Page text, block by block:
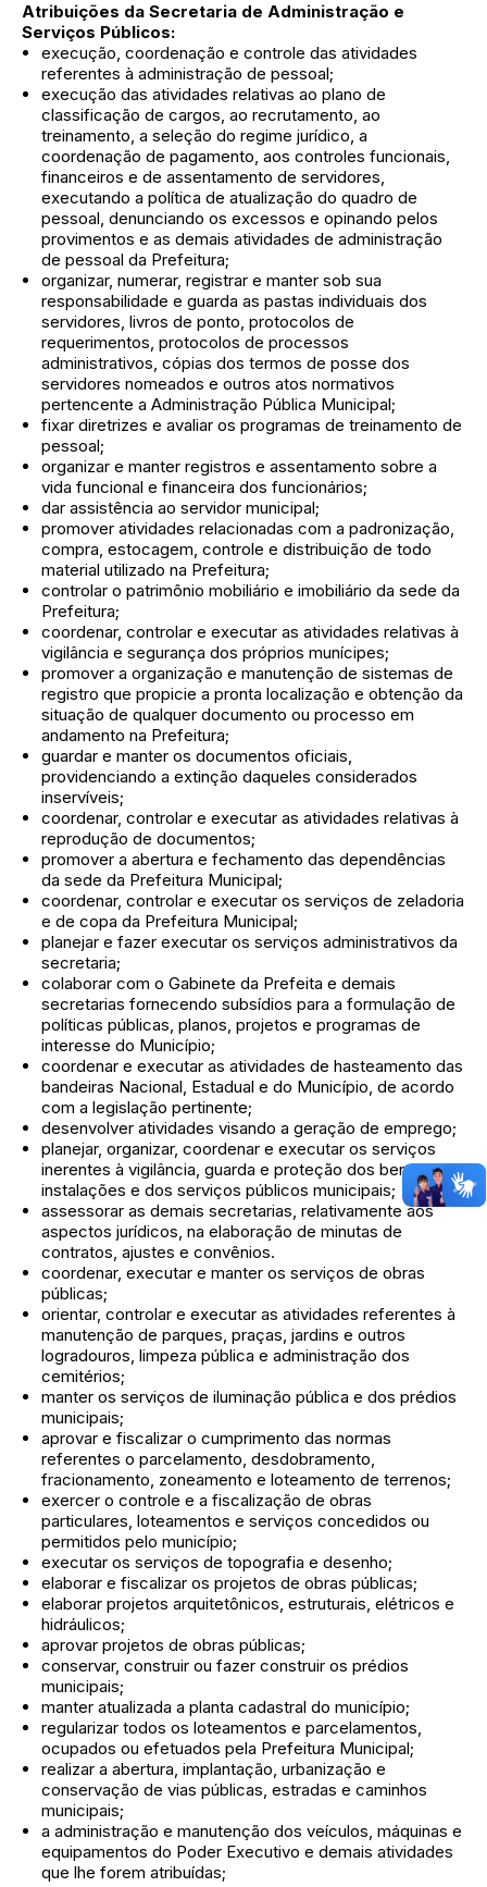
Atribuições da Secretaria de Administração e
Serviços Públicos:
execução, coordenação e controle das atividades
referentes à administração de pessoal;
execução das atividades relativas ao plano de
classificação de cargos, ao recrutamento, ao
treinamento, a seleção do regime jurídico, a
coordenação de pagamento, aos controles funcionais,
financeiros e de assentamento de servidores,
executando a política de atualização do quadro de
pessoal, denunciando os excessos e opinando pelos
provimentos e as demais atividades de administração
de pessoal da Prefeitura;
organizar, numerar, registrar e manter sob sua
responsabilidade e guarda as pastas individuais dos
servidores, livros de ponto, protocolos de
requerimentos, protocolos de processos
administrativos, cópias dos termos de posse dos
servidores nomeados e outros atos normativos
pertencente a Administração Pública Municipal;
fixar diretrizes e avaliar os programas de treinamento de
pessoal;
organizar e manter registros e assentamento sobre a
vida funcional e financeira dos funcionários;
dar assistência ao servidor municipal;
promover atividades relacionadas com a padronização,
compra, estocagem, controle e distribuição de todo
material utilizado na Prefeitura;
controlar o patrimônio mobiliário e imobiliário da sede da
Prefeitura;
coordenar, controlar e executar as atividades relativas à
vigilância e segurança dos próprios munícipes;
promover a organização e manutenção de sistemas de
registro que propicie a pronta localização e obtenção da
situação de qualquer documento ou processo em
andamento na Prefeitura;
guardar e manter os documentos oficiais,
providenciando a extinção daqueles considerados
inservíveis;
coordenar, controlar e executar as atividades relativas à
reprodução de documentos;
promover a abertura e fechamento das dependências
da sede da Prefeitura Municipal;
coordenar, controlar e executar os serviços de zeladoria
e de copa da Prefeitura Municipal;
planejar e fazer executar os serviços administrativos da
secretaria;
colaborar com o Gabinete da Prefeita e demais
secretarias fornecendo subsídios para a formulação de
políticas públicas, planos, projetos e programas de
interesse do Município;
coordenar e executar as atividades de hasteamento das
bandeiras Nacional, Estadual e do Município, de acordo
com a legislação pertinente;
desenvolver atividades visando a geração de emprego;
planejar, organizar, coordenar e executar os serviços
inerentes à vigilância, guarda e proteção dos bens, das
instalações e dos serviços públicos municipais;
assessorar as demais secretarias, relativamente aos
aspectos jurídicos, na elaboração de minutas de
contratos, ajustes e convênios.
coordenar, executar e manter os serviços de obras
públicas;
orientar, controlar e executar as atividades referentes à
manutenção de parques, praças, jardins e outros
logradouros, limpeza pública e administração dos
cemitérios;
manter os serviços de iluminação pública e dos prédios
municipais;
aprovar e fiscalizar o cumprimento das normas
referentes o parcelamento, desdobramento,
fracionamento, zoneamento e loteamento de terrenos;
exercer o controle e a fiscalização de obras
particulares, loteamentos e serviços concedidos ou
permitidos pelo município;
executar os serviços de topografia e desenho;
elaborar e fiscalizar os projetos de obras públicas;
elaborar projetos arquitetônicos, estruturais, elétricos e
hidráulicos;
aprovar projetos de obras públicas;
conservar, construir ou fazer construir os prédios
municipais;
manter atualizada a planta cadastral do município;
regularizar todos os loteamentos e parcelamentos,
ocupados ou efetuados pela Prefeitura Municipal;
realizar a abertura, implantação, urbanização e
conservação de vias públicas, estradas e caminhos
municipais;
a administração e manutenção dos veículos, máquinas e
equipamentos do Poder Executivo e demais atividades
que lhe forem atribuídas;